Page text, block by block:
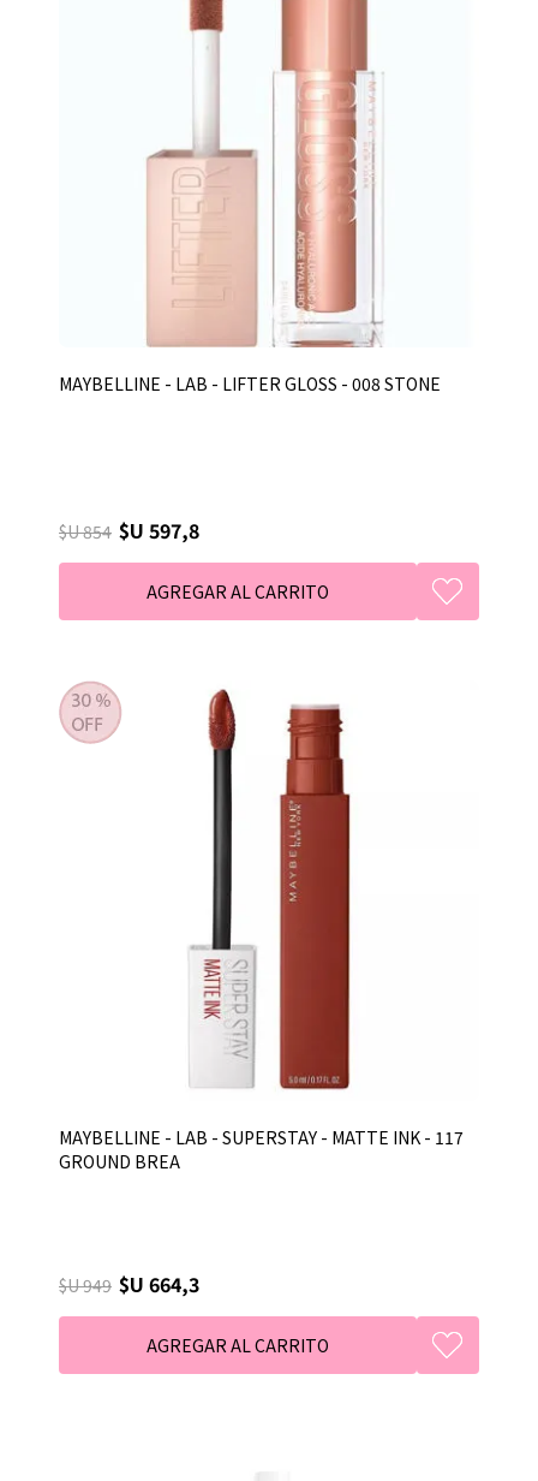
MAYBELLINE - LAB - LIFTER GLOSS - 008 STONE
$U 854 $U 597,8
MAYBELLINE - LAB - SUPERSTAY - MATTE INK - 117
GROUND BREA
$U 949 $U 664,3